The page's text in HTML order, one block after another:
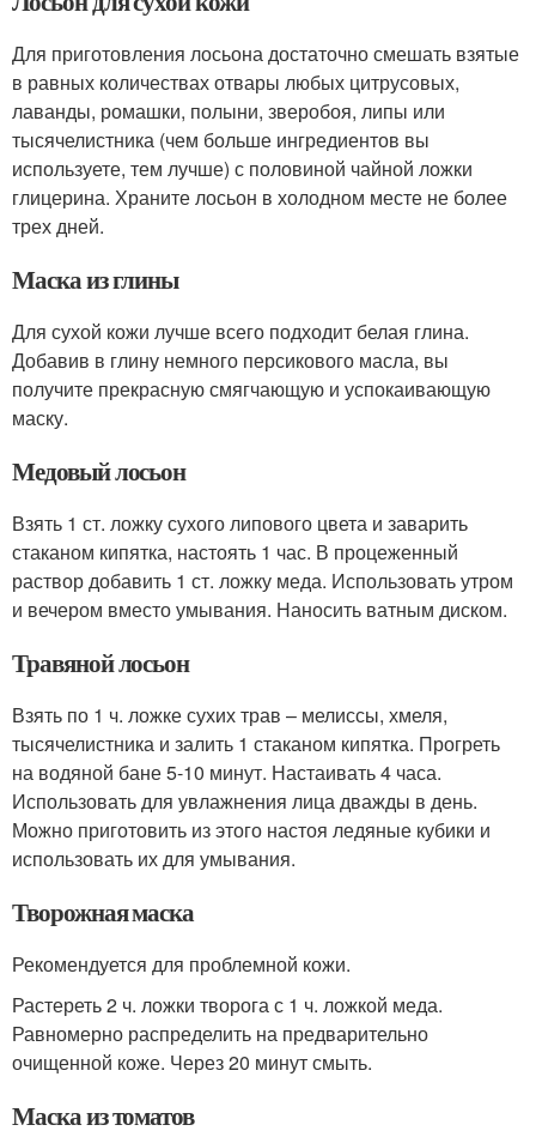
Для приготовления лосьона достаточно смешать взятые
в равных количествах отвары любых цитрусовых,
лаванды, ромашки, полыни, зверобоя, липы или
тысячелистника (чем больше ингредиентов вы
используете, тем лучше) с половиной чайной ложки
глицерина. Храните лосьон в холодном месте не более
трех дней.
Маска из глины
Для сухой кожи лучше всего подходит белая глина.
Добавив в глину немного персикового масла, вы
получите прекрасную смягчающую и успокаивающую
маску.
Медовый лосьон
Взять 1 ст. ложку сухого липового цвета и заварить
стаканом кипятка, настоять 1 час. В процеженный
раствор добавить 1 ст. ложку меда. Использовать утром
и вечером вместо умывания. Наносить ватным диском.
Травяной лосьон
Взять по 1 ч. ложке сухих трав – мелиссы, хмеля,
тысячелистника и залить 1 стаканом кипятка. Прогреть
на водяной бане 5-10 минут. Настаивать 4 часа.
Использовать для увлажнения лица дважды в день.
Можно приготовить из этого настоя ледяные кубики и
использовать их для умывания.
Творожная маска
Рекомендуется для проблемной кожи.
Растереть 2 ч. ложки творога с 1 ч. ложкой меда.
Равномерно распределить на предварительно
очищенной коже. Через 20 минут смыть.
Маска из томатов